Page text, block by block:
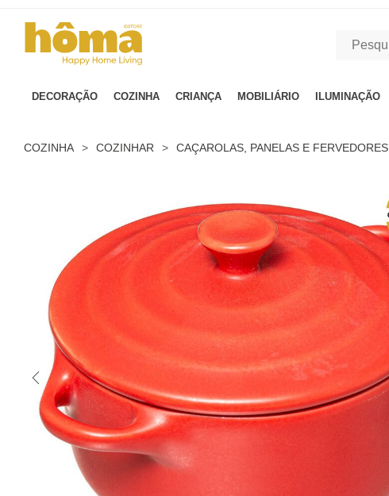
DECORAÇÃO COZINHA CRIANÇA MOBILIÁRIO ILUMINAÇÃO
COZINHA > COZINHAR > CAÇAROLAS, PANELAS E FERVEDORES